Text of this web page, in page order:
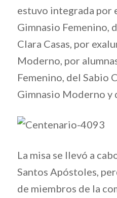
estuvo integrada por
Gimnasio Femenino,
Clara Casas, por
Moderno, por
Femenino, del Sabio
Gimnasio Moderno y
La misa se llevó a
Santos Apóstoles,
de miembros de la